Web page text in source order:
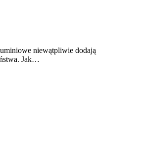
niewątpliwie dodają
Jak…